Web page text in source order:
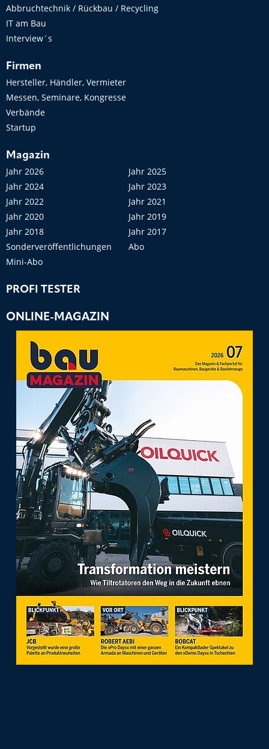
Abbruchtechnik / Rückbau / Recycling
IT am Bau
Interview´s
Firmen
Hersteller, Händler, Vermieter
Messen, Seminare, Kongresse
Verbände
Startup
Magazin
Jahr 2026
Jahr 2025
Jahr 2024
Jahr 2023
Jahr 2022
Jahr 2021
Jahr 2020
Jahr 2019
Jahr 2018
Jahr 2017
Sonderveröffentlichungen
Abo
Mini-Abo
PROFI TESTER
ONLINE-MAGAZIN